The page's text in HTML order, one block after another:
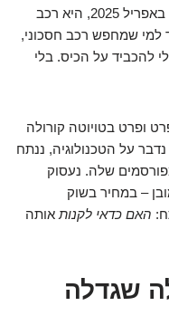
תחבורה הגיוני ואמין. כשמסתכלים עליה באפריל 2025, היא רכב
למי שמחפש רכב חסכוני,
להכביד על הכיס. בלי
ופרט בטויוטה קורולה
נדבר על הטכנולוגיה, ננתח
שלה. נעסוק
– במחיר בשוק
האם כדאי לקנות אותה
שגדלה